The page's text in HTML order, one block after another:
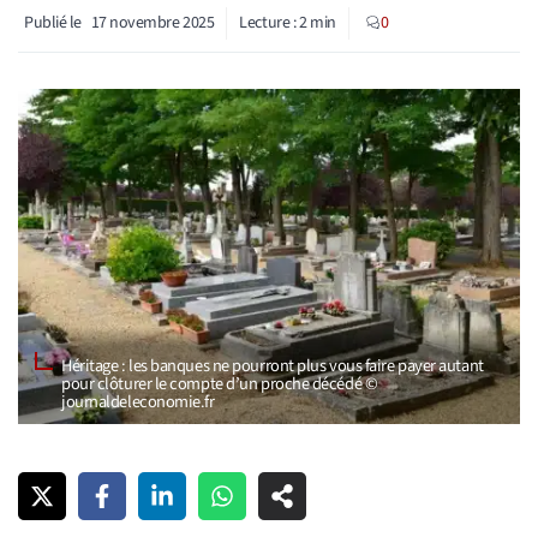
Publié le 17 novembre 2025 Lecture :2min 0
Héritage : les banques ne pourront plus vous faire payer autant
pour clôturer le compte d’un proche décédé ©
journaldeleconomie.fr